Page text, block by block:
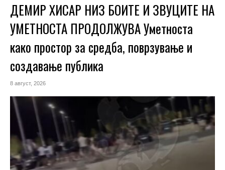
ДЕМИР ХИСАР НИЗ БОИТЕ И ЗВУЦИТЕ НА
УМЕТНОСТА ПРОДОЛЖУВА Уметноста
како простор за средба, поврзување и
создавање публика
8 август, 2026